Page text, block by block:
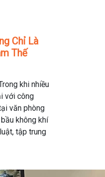
Chỉ Là
Thế
khi nhiều
với công
văn phòng
không khí
tập trung